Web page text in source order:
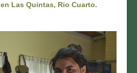
en Las Quintas, Rio Cuarto.